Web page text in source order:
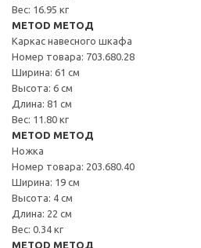
Вес: 16.95 кг
METOD МЕТОД
Каркас навесного шкафа
Номер товара: 703.680.28
Ширина: 61 см
Высота: 6 см
Длина: 81 см
Вес: 11.80 кг
METOD МЕТОД
Ножка
Номер товара: 203.680.40
Ширина: 19 см
Высота: 4 см
Длина: 22 см
Вес: 0.34 кг
METOD МЕТОД